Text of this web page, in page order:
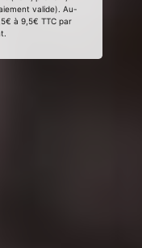
valide). Au-
à 9,5€ TTC par